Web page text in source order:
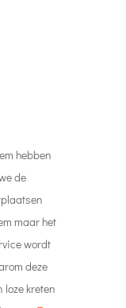
kreten
opent
Square in
100%
is